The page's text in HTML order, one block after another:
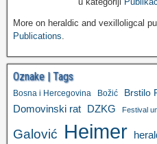
More on heraldic and vexilloligcal
Publications.
Oznake | Tags
Bosna i Hercegovina Božić Brstilo
Domovinski rat DZKG Festival
Galović Heimer